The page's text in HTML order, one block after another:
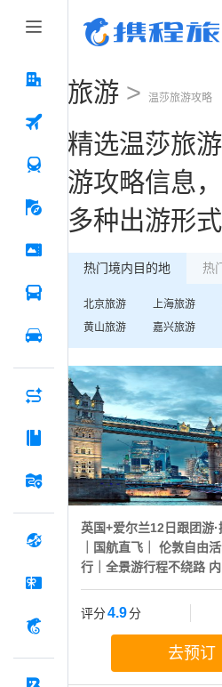
旅游 > 温莎旅游攻略
精选温莎旅
游攻略信息，
多种出游形
热门境内目的地 热
北京旅游 上海旅游
黄山旅游 嘉兴旅游
英国+爱尔兰12日跟团游
｜国航直飞｜ 伦敦自由
行｜全景游行程不绕路
评分4.9分
去预订